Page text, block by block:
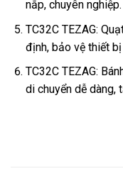
nắp, chuyên nghiệp.
TC32C TEZAG:
định, bảo vệ thiết
TC32C TEZAG:
di chuyển dễ dàng,